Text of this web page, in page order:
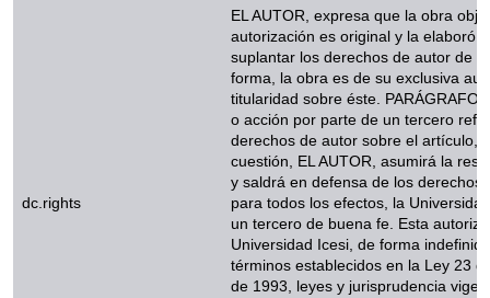
la obra es de su exclusiva
éste. PARÁGRAFO: en caso de
un tercero referente a los
artículo, folleto o libro en
responsabilidad total, y saldrá
aquí autorizados; para todos los
Icesi actúa como un tercero de
permite a la Universidad Icesi, de
en los términos establecidos en
de 1993, leyes y jurisprudencia
publicación de este con fines
que consulte ya sea la
podrá copiar apartes del texto
es decir el título del trabajo y el